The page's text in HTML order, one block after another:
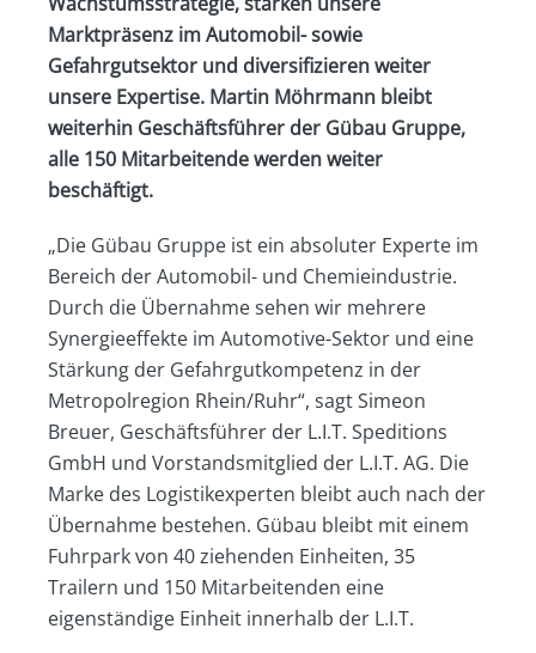
Marktpräsenz im Automobil- sowie
Gefahrgutsektor und diversifizieren weiter
unsere Expertise. Martin Möhrmann bleibt
weiterhin Geschäftsführer der Gübau Gruppe,
alle 150 Mitarbeitende werden weiter
beschäftigt.
„Die Gübau Gruppe ist ein absoluter Experte im
Bereich der Automobil- und Chemieindustrie.
Durch die Übernahme sehen wir mehrere
Synergieeffekte im Automotive-Sektor und eine
Stärkung der Gefahrgutkompetenz in der
Metropolregion Rhein/Ruhr“, sagt Simeon
Breuer, Geschäftsführer der L.I.T. Speditions
GmbH und Vorstandsmitglied der L.I.T. AG. Die
Marke des Logistikexperten bleibt auch nach der
Übernahme bestehen. Gübau bleibt mit einem
Fuhrpark von 40 ziehenden Einheiten, 35
Trailern und 150 Mitarbeitenden eine
eigenständige Einheit innerhalb der L.I.T.